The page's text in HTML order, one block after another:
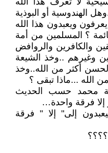
الهندوسية أو البوذية
ويعبدون هذا الله
؟ المسلمين من أمة
والكافرين والروافض
وغيرهم ..وخذ الشيعة
أكثر من الله..وخذ
الله ...ماذا تبقى ؟
محمد حسب الحديث
إلى" إلا " فرقة